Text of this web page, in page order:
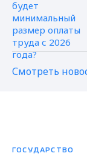
Смотреть
ГОСУДАРСТВО